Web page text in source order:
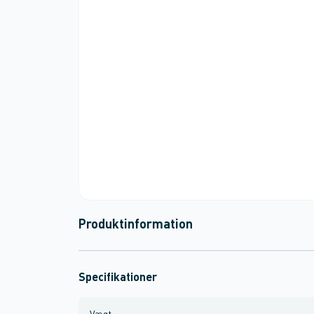
Produktinformation
Specifikationer